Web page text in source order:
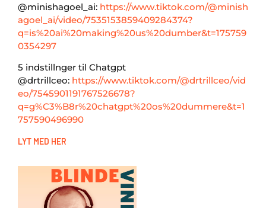
@minishagoel_ai: https://www.tiktok.com/@minish
agoel_ai/video/7535153859409284374?
q=is%20ai%20making%20us%20dumber&t=175759
0354297
5 indstillnger til Chatgpt
@drtrillceo: https://www.tiktok.com/@drtrillceo/vid
eo/7545901191767526678?
q=g%C3%B8r%20chatgpt%20os%20dummere&t=1
757590496990
LYT MED HER